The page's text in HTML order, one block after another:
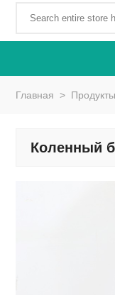
Главная > Продукты
Коленный